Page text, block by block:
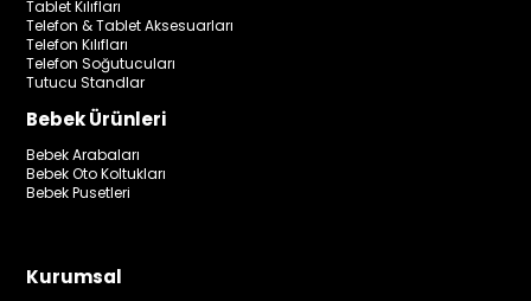
Tablet Kılıfları
Telefon & Tablet Aksesuarları
Telefon Kılıfları
Telefon Soğutucuları
Tutucu Standlar
Bebek Ürünleri
Bebek Arabaları
Bebek Oto Koltukları
Bebek Pusetleri
Kurumsal